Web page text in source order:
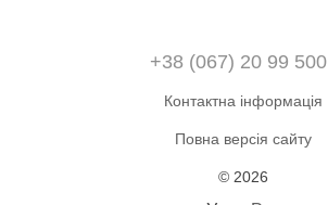
+38 (067) 20 99 500
Контактна інформація
Повна версія сайту
© 2026